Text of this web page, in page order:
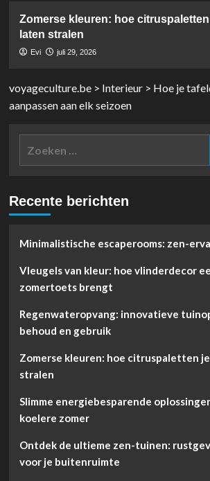
Zomerse kleuren: hoe
laten stralen
Evi juli 29, 2026
voyageculture.be> Interieur> Hoe je
aanpassen aan elk seizoen
Recente berichten
Minimalistische escaperooms: zen-
Vleugels van kleur: hoe vlinderdecor
zomertoets brengt
Regenwateropvang: innovatieve
behoud en gebruik
Zomerse kleuren: hoe citruspaletten
stralen
Slimme energiebesparende
koelere zomer
Ontdek de ultieme zen-tuinen:
voor je buitenruimte